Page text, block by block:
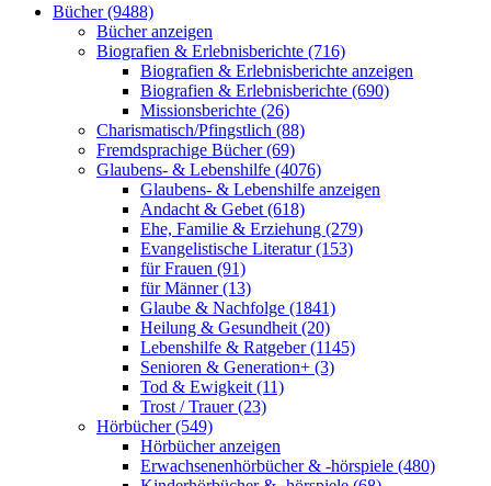
Bücher (9488)
Bücher anzeigen
Biografien & Erlebnisberichte (716)
Biografien & Erlebnisberichte anzeigen
Biografien & Erlebnisberichte (690)
Missionsberichte (26)
Charismatisch/Pfingstlich (88)
Fremdsprachige Bücher (69)
Glaubens- & Lebenshilfe (4076)
Glaubens- & Lebenshilfe anzeigen
Andacht & Gebet (618)
Ehe, Familie & Erziehung (279)
Evangelistische Literatur (153)
für Frauen (91)
für Männer (13)
Glaube & Nachfolge (1841)
Heilung & Gesundheit (20)
Lebenshilfe & Ratgeber (1145)
Senioren & Generation+ (3)
Tod & Ewigkeit (11)
Trost / Trauer (23)
Hörbücher (549)
Hörbücher anzeigen
Erwachsenenhörbücher & -hörspiele (480)